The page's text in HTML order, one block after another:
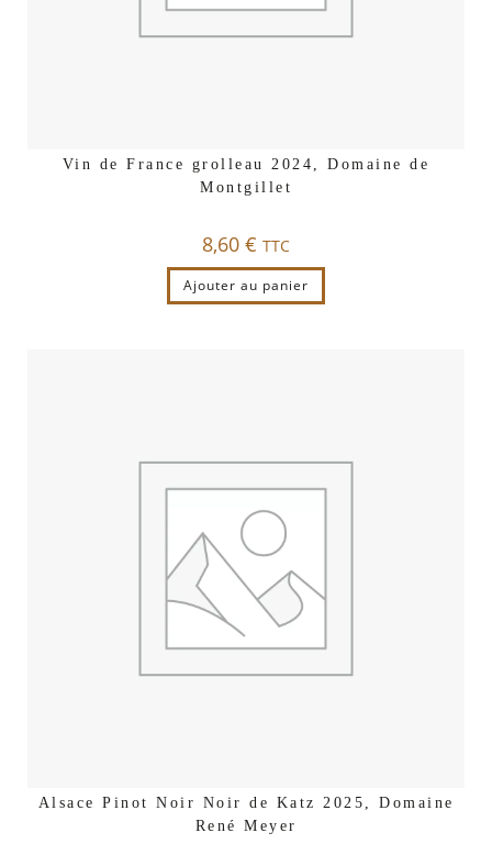
Vin de France grolleau 2024, Domaine de
Montgillet
8,60 € TTC
Ajouter au panier
Alsace Pinot Noir Noir de Katz 2025, Domaine
René Meyer